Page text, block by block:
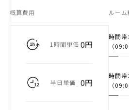
概算費用
1時間単価 0円
半日単価 0円
ルーム
時間帯1
（
時間帯
（